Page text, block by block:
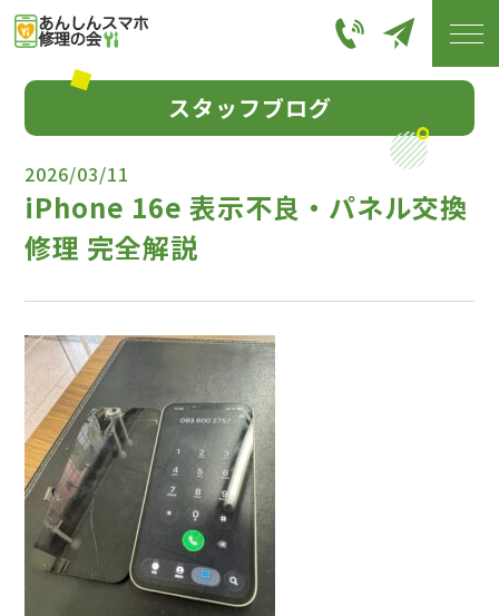
スタッフブログ
2026/03/11
iPhone 16e 表示不良・パネル交換
修理 完全解説